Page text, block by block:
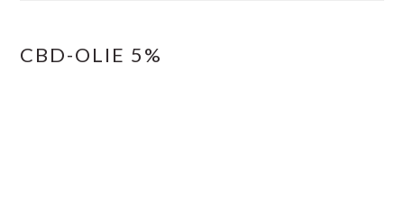
CBD-OLIE 5%